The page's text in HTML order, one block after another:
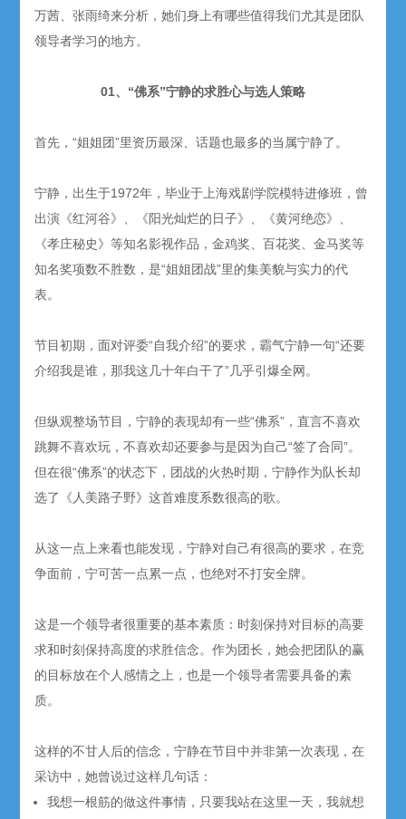
万茜、张雨绮来分析，她们身上有哪些值得我们尤其是团队
领导者学习的地方。
01、“佛系”宁静的求胜心与选人策略
首先，“姐姐团”里资历最深、话题也最多的当属宁静了。
宁静，出生于1972年，毕业于上海戏剧学院模特进修班，曾
出演《红河谷》、《阳光灿烂的日子》、《黄河绝恋》、
《孝庄秘史》等知名影视作品，金鸡奖、百花奖、金马奖等
知名奖项数不胜数，是“姐姐团战”里的集美貌与实力的代
表。
节目初期，面对评委“自我介绍”的要求，霸气宁静一句“还要
介绍我是谁，那我这几十年白干了”几乎引爆全网。
但纵观整场节目，宁静的表现却有一些“佛系”，直言不喜欢
跳舞不喜欢玩，不喜欢却还要参与是因为自己“签了合同”。
但在很“佛系”的状态下，团战的火热时期，宁静作为队长却
选了《人美路子野》这首难度系数很高的歌。
从这一点上来看也能发现，宁静对自己有很高的要求，在竞
争面前，宁可苦一点累一点，也绝对不打安全牌。
这是一个领导者很重要的基本素质：时刻保持对目标的高要
求和时刻保持高度的求胜信念。作为团长，她会把团队的赢
的目标放在个人感情之上，也是一个领导者需要具备的素
质。
这样的不甘人后的信念，宁静在节目中并非第一次表现，在
采访中，她曾说过这样几句话：
我想一根筋的做这件事情，只要我站在这里一天，我就想